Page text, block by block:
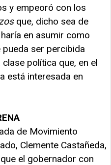
y empeoró con los
que, dicho sea de
en asumir como
ser percibida
política que, en el
está interesada en
de Movimiento
Clemente Castañeda,
el gobernador con